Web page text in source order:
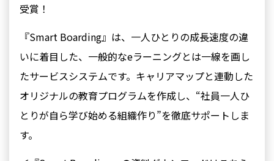
受賞！
『Smart Boarding』は、⼀⼈ひとりの成⻑速度の違
いに着⽬した、⼀般的なeラーニングとは⼀線を画し
たサービスシステムです。キャリアマップと連動した
オリジナルの教育プログラムを作成し、“社員⼀⼈ひ
とりが⾃ら学び始める組織作り”を徹底サポートしま
す。